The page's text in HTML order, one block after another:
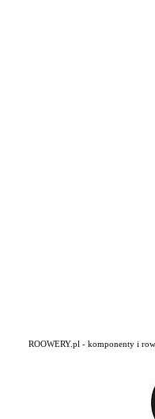
ROOWERY.pl - komponenty i